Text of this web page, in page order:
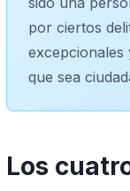
por ciertos
excepcionales
que sea
Los